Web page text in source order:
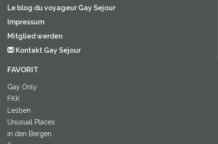
Le blog du voyageur Gay Sejour
Impressum
Mitglied werden
Kontakt Gay Sejour
FAVORIT
Gay Only
FKK
Lesben
Unusual Places
in den Bergen